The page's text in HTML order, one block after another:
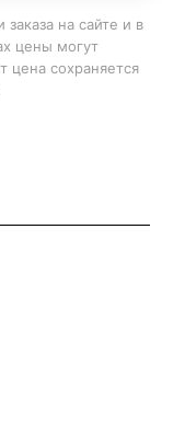
на сайте и в
цены могут
цена сохраняется